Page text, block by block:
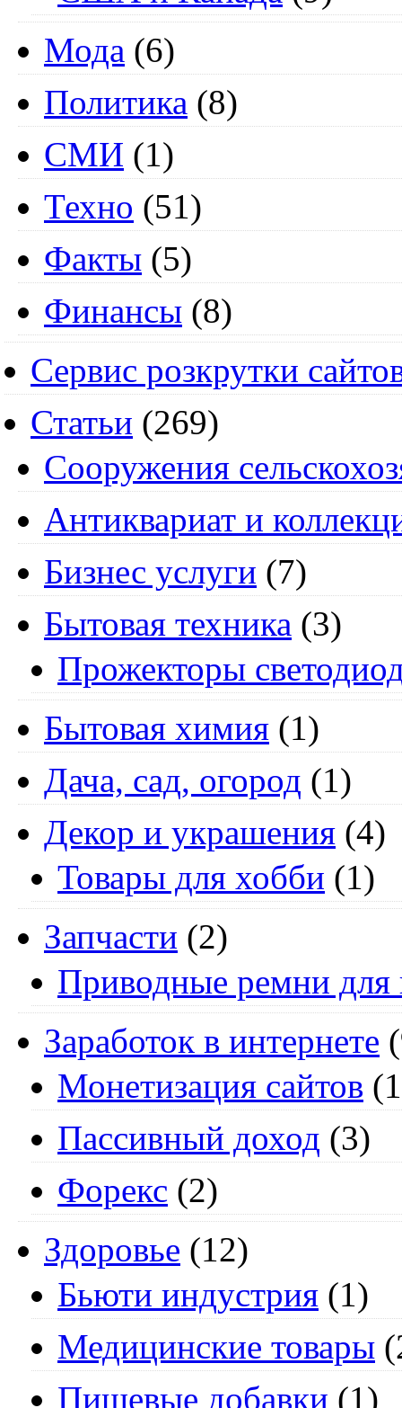
Мода (6)
Политика (8)
СМИ (1)
Техно (51)
Факты (5)
Финансы (8)
Сервис розкрутки
Статьи (269)
Cооружения
Антиквариат и
Бизнес услуги (7)
Бытовая техника (3)
Прожекторы
Бытовая химия (1)
Дача, сад, огород (1)
Декор и украшения (4)
Товары для хобби (1)
Запчасти (2)
Приводные ремни для
Заработок в интернете
Монетизация сайтов
Пассивный доход (3)
Форекс (2)
Здоровье (12)
Бьюти индустрия (1)
Медицинские товары
Пищевые добавки (1)